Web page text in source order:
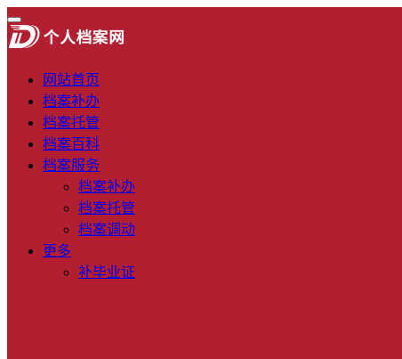
网站首页
档案补办
档案托管
档案百科
档案服务
档案补办
档案托管
档案调动
更多
补毕业证